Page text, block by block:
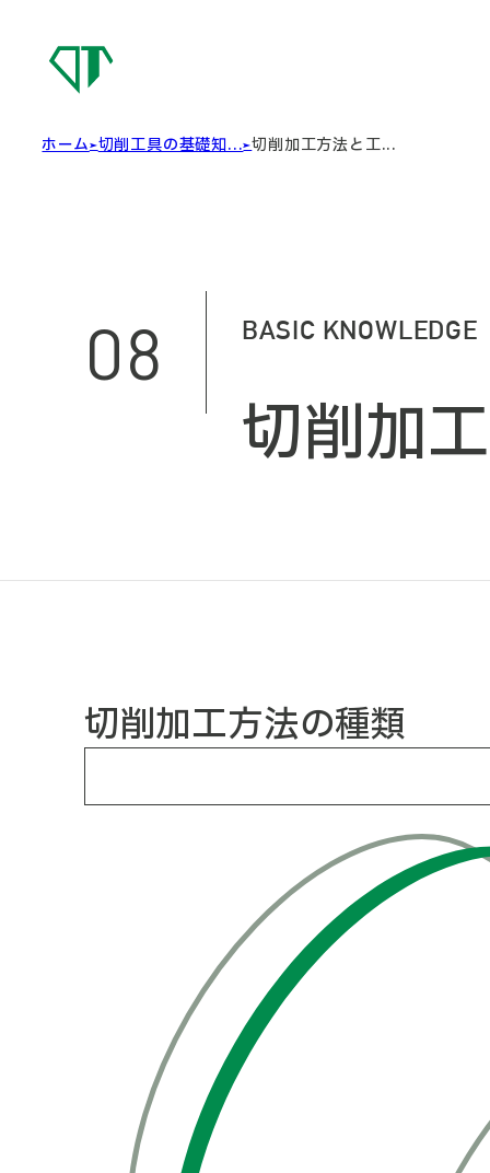
DIAMOND
ホーム 切削工具の基礎知... 切削加工方法と工...
08 BASIC KNOWLEDGE
切削加
切削加工方法の種類